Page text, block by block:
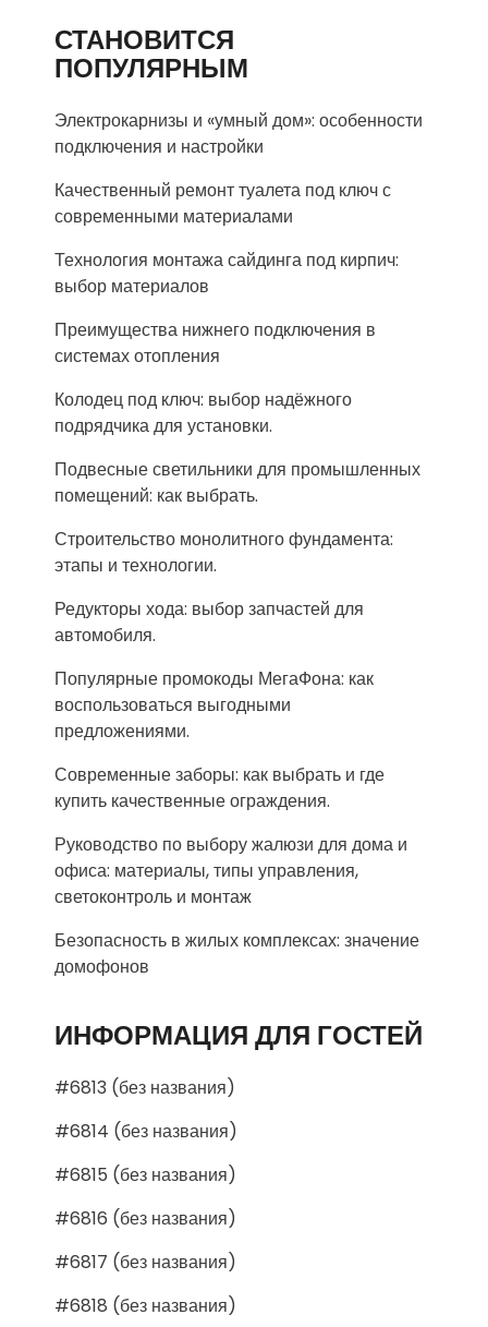
СТАНОВИТСЯ
ПОПУЛЯРНЫМ
Электрокарнизы и «умный дом»: особенности
подключения и настройки
Качественный ремонт туалета под ключ с
современными материалами
Технология монтажа сайдинга под кирпич:
выбор материалов
Преимущества нижнего подключения в
системах отопления
Колодец под ключ: выбор надёжного
подрядчика для установки.
Подвесные светильники для промышленных
помещений: как выбрать.
Строительство монолитного фундамента:
этапы и технологии.
Редукторы хода: выбор запчастей для
автомобиля.
Популярные промокоды МегаФона: как
воспользоваться выгодными
предложениями.
Современные заборы: как выбрать и где
купить качественные ограждения.
Руководство по выбору жалюзи для дома и
офиса: материалы, типы управления,
светоконтроль и монтаж
Безопасность в жилых комплексах: значение
домофонов
ИНФОРМАЦИЯ ДЛЯ ГОСТЕЙ
#6813 (без названия)
#6814 (без названия)
#6815 (без названия)
#6816 (без названия)
#6817 (без названия)
#6818 (без названия)